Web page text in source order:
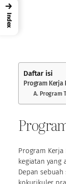
Daftar isi
Program Kerja
A. Program
Program
kegiatan yang
Depan
→
Index